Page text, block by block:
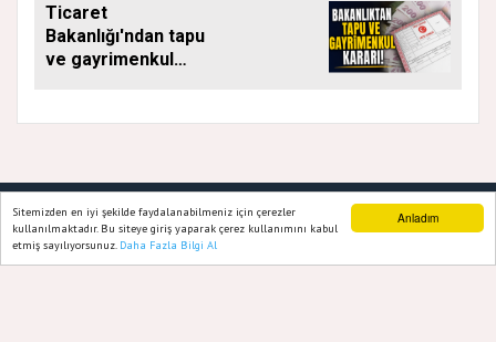
Anladım
Sitemizden en iyi şekilde faydalanabilmeniz için çerezler
kullanılmaktadır. Bu siteye giriş yaparak çerez kullanımını kabul
etmiş sayılıyorsunuz. Daha Fazla Bilgi Al
Ticaret
Bakanlığı'ndan tapu
ve gayrimenkul
yapamayacak
GAZETE ATAŞEHIR 2020
Yazılım |Onemsoft
Künye
Gizlilik Politikası Hakkımızda Sitene Ekle İletişim
Ana Sayfa Web TV